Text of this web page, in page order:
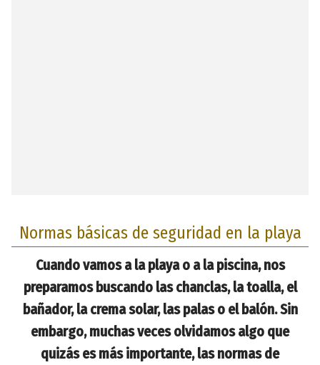
Normas básicas de seguridad en la playa
Cuando vamos a la playa o a la piscina, nos
preparamos buscando las chanclas, la toalla, el
bañador, la crema solar, las palas o el balón. Sin
embargo, muchas veces olvidamos algo que
quizás es más importante, las normas de